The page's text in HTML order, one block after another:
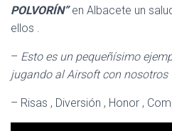
POLVORÍN”en Albacete un
ellos .
– Esto es un pequeñísimo
jugando al Airsoft con nosotros
– Risas , Diversión , Honor ,